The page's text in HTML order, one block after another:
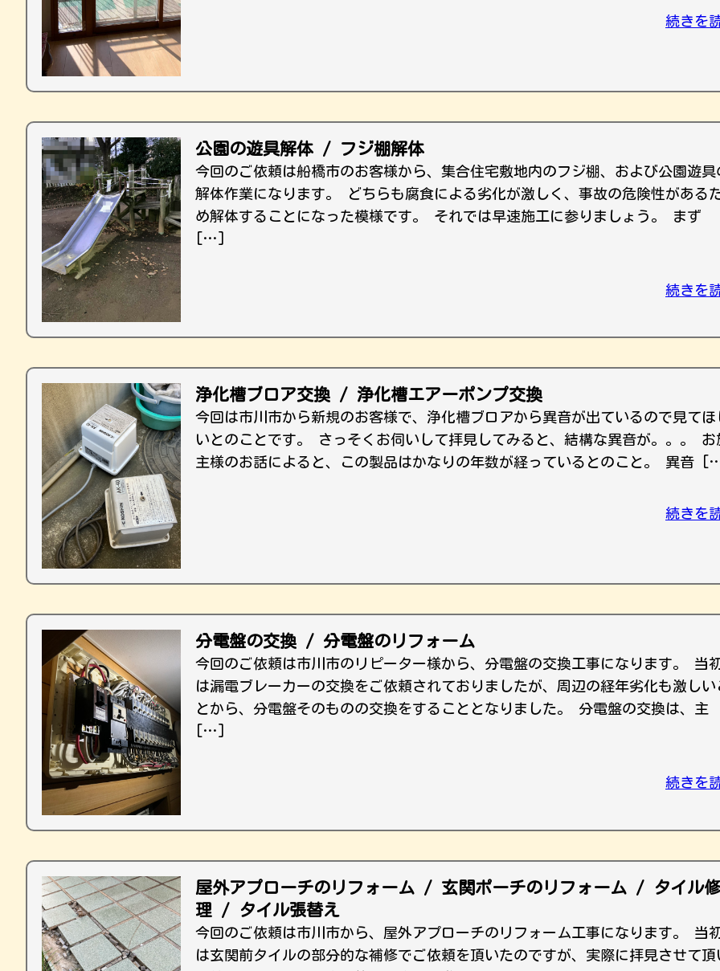
続きを
公園の遊具解体 / フジ棚解体
今回のご依頼は船橋市のお客様から、集合住宅敷地内のフジ棚、および公園遊具
解体作業になります。 どちらも腐食による劣化が激しく、事故の危険性がある
め解体することになった模様です。 それでは早速施工に参りましょう。 まず
[…]
続きを
浄化槽ブロア交換 / 浄化槽エアーポンプ交換
今回は市川市から新規のお客様で、浄化槽ブロアから異音が出ているので見てほ
いとのことです。 さっそくお伺いして拝見してみると、結構な異音が。。。 お
主様のお話によると、この製品はかなりの年数が経っているとのこと。 異音
続きを
分電盤の交換 / 分電盤のリフォーム
今回のご依頼は市川市のリピーター様から、分電盤の交換工事になります。 当
は漏電ブレーカーの交換をご依頼されておりましたが、周辺の経年劣化も激しい
とから、分電盤そのものの交換をすることとなりました。 分電盤の交換は、主
[…]
続きを
屋外アプローチのリフォーム / 玄関ポーチのリフォーム / タイル修
理 / タイル張替え
今回のご依頼は市川市から、屋外アプローチのリフォーム工事になります。 当
は玄関前タイルの部分的な補修でご依頼を頂いたのですが、実際に拝見させて頂